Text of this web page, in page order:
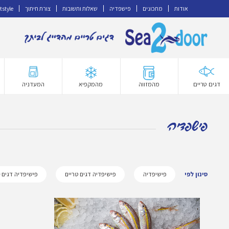
אודות מתכונים פישפדיה שאלות ותשובות צורת חיתוך
לניווט
לתוכן
דגים טריים מהמזווה מהמקפיא המעדניה
פישפדיה
סינון לפי פישיפדיה פישיפדיה דגים טריים פישיפדיה